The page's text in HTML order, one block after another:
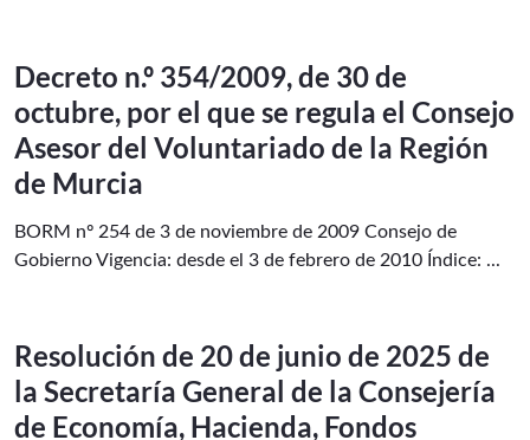
Decreto n.º 354/2009, de 30 de
octubre, por el que se regula el Consejo
Asesor del Voluntariado de la Región
de Murcia
BORM nº 254 de 3 de noviembre de 2009 Consejo de
Gobierno Vigencia: desde el 3 de febrero de 2010 Índice: ...
Resolución de 20 de junio de 2025 de
la Secretaría General de la Consejería
de Economía, Hacienda, Fondos